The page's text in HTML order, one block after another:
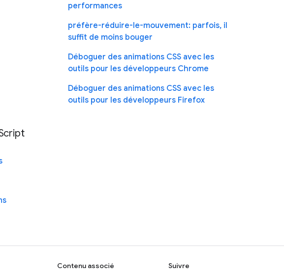
performances
préfère-réduire-le-mouvement: parfois, il
suffit de moins bouger
Déboguer des animations CSS avec les
outils pour les développeurs Chrome
Déboguer des animations CSS avec les
outils pour les développeurs Firefox
Contenu associé Suivre